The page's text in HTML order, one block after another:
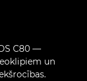
C80 —
un